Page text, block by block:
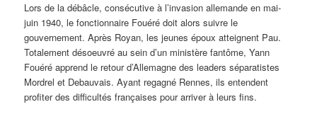
Lors de la débâcle, consécutive à l’invasion allemande en mai-
juin 1940, le fonctionnaire Fouéré doit alors suivre le
gouvernement. Après Royan, les jeunes époux atteignent Pau.
Totalement désoeuvré au sein d’un ministère fantôme, Yann
Fouéré apprend le retour d’Allemagne des leaders séparatistes
Mordrel et Debauvais. Ayant regagné Rennes, ils entendent
profiter des difficultés françaises pour arriver à leurs fins.